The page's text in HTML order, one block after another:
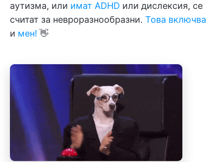
аутизма, или имат ADHD или дислексия, се
считат за невроразнообразни. Това включва
и мен! 👋